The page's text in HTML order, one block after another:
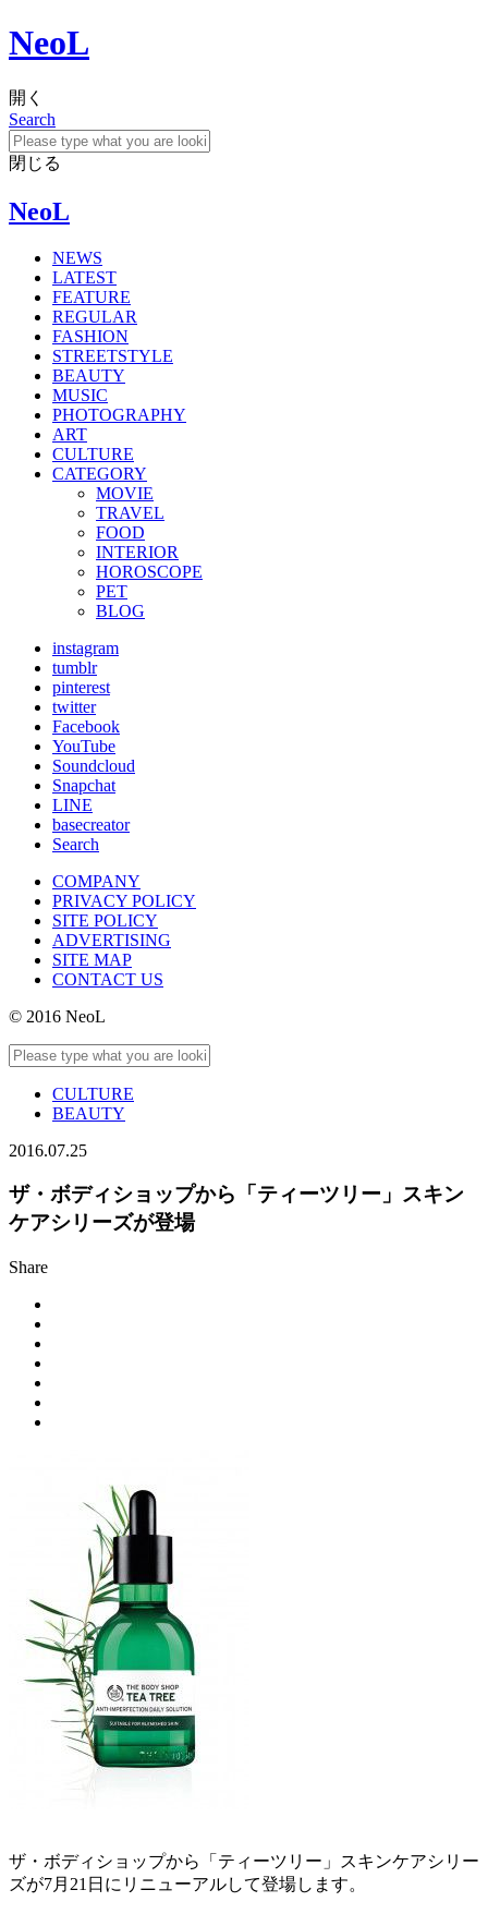
NeoL
開く
Search
閉じる
NeoL
NEWS
LATEST
FEATURE
REGULAR
FASHION
STREETSTYLE
BEAUTY
MUSIC
PHOTOGRAPHY
ART
CULTURE
CATEGORY
MOVIE
TRAVEL
FOOD
INTERIOR
HOROSCOPE
PET
BLOG
instagram
tumblr
pinterest
twitter
Facebook
YouTube
Soundcloud
Snapchat
LINE
basecreator
Search
COMPANY
PRIVACY POLICY
SITE POLICY
ADVERTISING
SITE MAP
CONTACT US
© 2016 NeoL
CULTURE
BEAUTY
2016.07.25
ザ・ボディショップから「ティーツリー」スキン
ケアシリーズが登場
Share
ザ・ボディショップから「ティーツリー」スキンケアシリー
ズが7月21日にリニューアルして登場します。